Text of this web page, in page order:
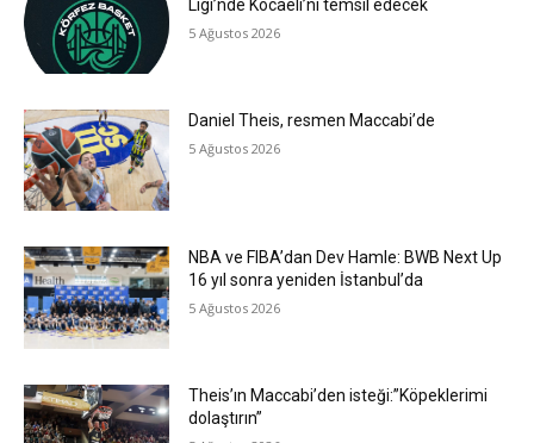
Ligi’nde Kocaeli’ni temsil edecek
5 Ağustos 2026
Daniel Theis, resmen Maccabi’de
5 Ağustos 2026
NBA ve FIBA’dan Dev Hamle: BWB Next Up
16 yıl sonra yeniden İstanbul’da
5 Ağustos 2026
Theis’ın Maccabi’den isteği:”Köpeklerimi
dolaştırın”